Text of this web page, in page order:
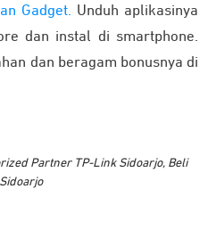
Gadget. Unduh aplikasinya
dan instal di smartphone.
dan beragam bonusnya di
Partner TP-Link Sidoarjo, Beli